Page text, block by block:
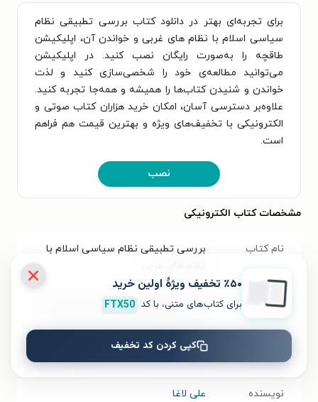
برای تجربه‌ای بهتر در دانلود کتاب بررسی تطبیقی نظام
سیاسی اسلام با نظام های غربی و خواندن آن، اپلیکیشن
طاقچه را به‌صورت رایگان نصب کنید. در اپلیکیشن
می‌توانید مطالعه‌ی خود را شخصی‌سازی کنید و لذت
خواندن و شنیدن کتاب‌ها را همیشه و همه‌جا تجربه کنید.
علاوه‌بر دسترسی آسان، امکان خرید هزاران کتاب صوتی و
الکترونیکی با تخفیف‌های ویژه و بهترین قیمت هم فراهم
است.
نصب
مشخصات کتاب الکترونیکی
نام کتاب
بررسی تطبیقی نظام سیاسی اسلام با
عنوان در زبان
مبدأ
مدخل الی العلوم السیاسیه، دراسة مقارنة
نویسنده علی لاغا
٪۵۰ تخفیف ویژۀ اولین خرید
برای کتاب‌های متنی، با کد FTX50
کپی کردن کد تخفیف